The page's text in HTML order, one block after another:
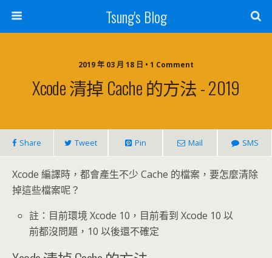
Tsung's Blog
2019 年 03 月 18 日 • 1 Comment
Xcode 清掉 Cache 的方法 - 2019
Share Tweet Pin Mail SMS
Xcode 編譯時，都會產生不少 Cache 的檔案，要怎麼清除
掉這些檔案呢？
註：目前環境 Xcode 10，目前看到 Xcode 10 以
前都沒問題，10 以後還不確定